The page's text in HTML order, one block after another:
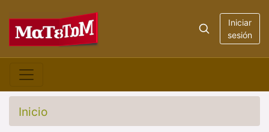
Iniciar
sesión
Inicio